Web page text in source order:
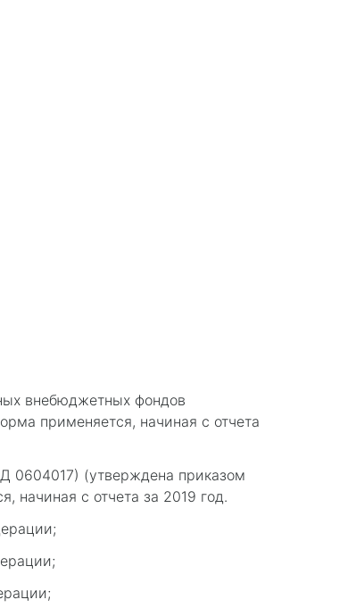
внебюджетных фондов
применяется, начиная с отчета
0604017) (утверждена приказом
начиная с отчета за 2019 год.